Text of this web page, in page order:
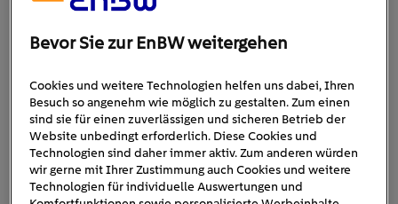
Standortanforderung
en für den Aufbau
von Ladeinfrastruktur
Bevor Sie zur EnBW weitergehen
Cookies und weitere Technologien helfen uns dabei, Ihren
Besuch so angenehm wie möglich zu gestalten. Zum einen
sind sie für einen zuverlässigen und sicheren Betrieb der
Website unbedingt erforderlich. Diese Cookies und
Technologien sind daher immer aktiv. Zum anderen würden
wir gerne mit Ihrer Zustimmung auch Cookies und weitere
Technologien für individuelle Auswertungen und